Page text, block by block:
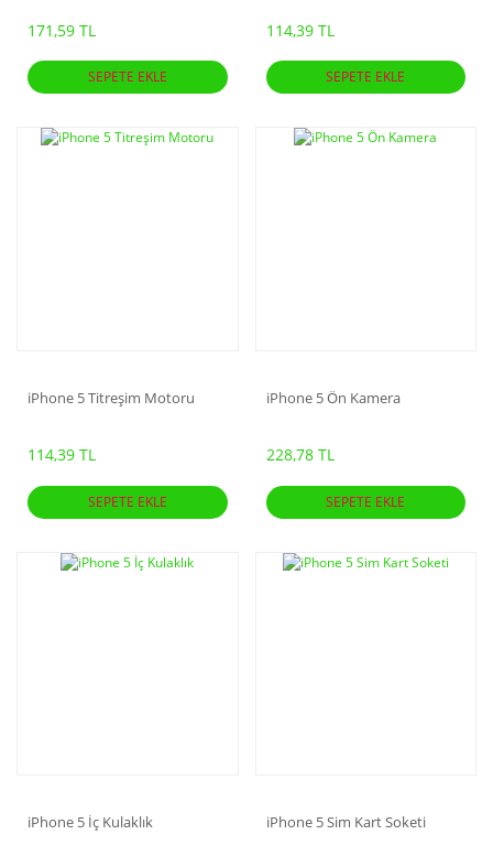
171,59 TL
SEPETE EKLE
114,39 TL
SEPETE EKLE
iPhone 5 Titreşim Motoru
114,39 TL
SEPETE EKLE
iPhone 5 Ön Kamera
228,78 TL
SEPETE EKLE
iPhone 5 İç Kulaklık iPhone 5 Sim Kart Soketi